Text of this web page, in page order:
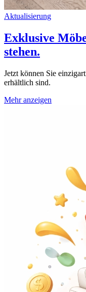
Aktualisierung
Exklusive
stehen.
Jetzt können Sie
erhältlich sind.
Mehr anzeigen